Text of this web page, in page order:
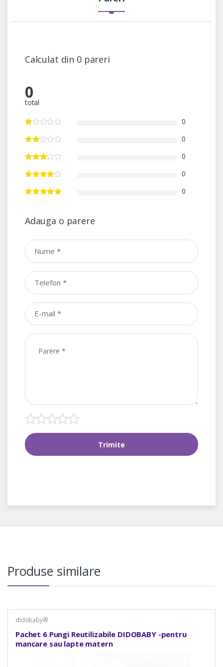
Calculat din 0 pareri
0
total
0
0
0
0
0
Adauga o parere
Produse similare
didobaby®
Pachet 6 Pungi Reutilizabile DIDOBABY -pentru
mancare sau lapte matern